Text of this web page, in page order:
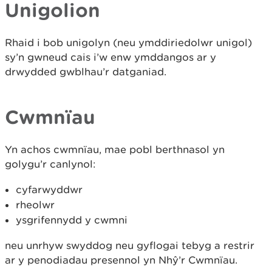
Unigolion
Rhaid i bob unigolyn (neu ymddiriedolwr unigol)
sy’n gwneud cais i’w enw ymddangos ar y
drwydded gwblhau’r datganiad.
Cwmnïau
Yn achos cwmnïau, mae pobl berthnasol yn
golygu’r canlynol:
cyfarwyddwr
rheolwr
ysgrifennydd y cwmni
neu unrhyw swyddog neu gyflogai tebyg a restrir
ar y penodiadau presennol yn Nhŷ’r Cwmnïau.